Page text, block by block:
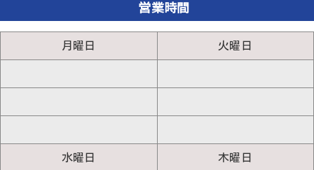
営業時間
月曜日 火曜日
水曜日 木曜日